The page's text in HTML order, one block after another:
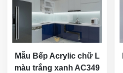
Mẫu Bếp Acrylic chữ L
màu trắng xanh AC349